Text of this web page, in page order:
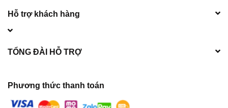
Tắt máy, rút điện
trình sử dụng
Vệ sinh máy sau mỗi ca làm việc
Hỗ trợ khách hàng
TỔNG ĐÀI HỖ TRỢ
Phương thức thanh toán